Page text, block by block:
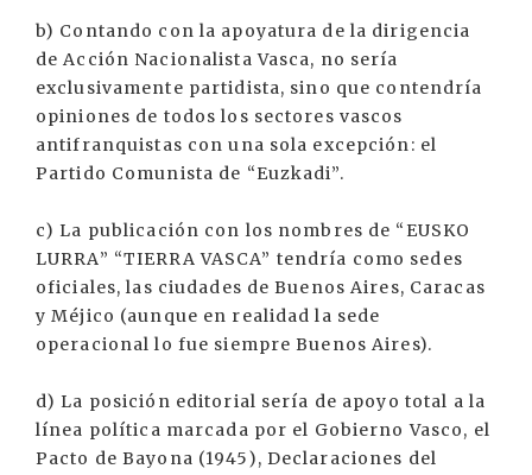
b) Contando con la apoyatura de la dirigencia
de Acción Nacionalista Vasca, no sería
exclusivamente partidista, sino que contendría
opiniones de todos los sectores vascos
antifranquistas con una sola excepción: el
Partido Comunista de “Euzkadi”.
c) La publicación con los nombres de “EUSKO
LURRA” “TIERRA VASCA” tendría como sedes
oficiales, las ciudades de Buenos Aires, Caracas
y Méjico (aunque en realidad la sede
operacional lo fue siempre Buenos Aires).
d) La posición editorial sería de apoyo total a la
línea política marcada por el Gobierno Vasco, el
Pacto de Bayona (1945), Declaraciones del